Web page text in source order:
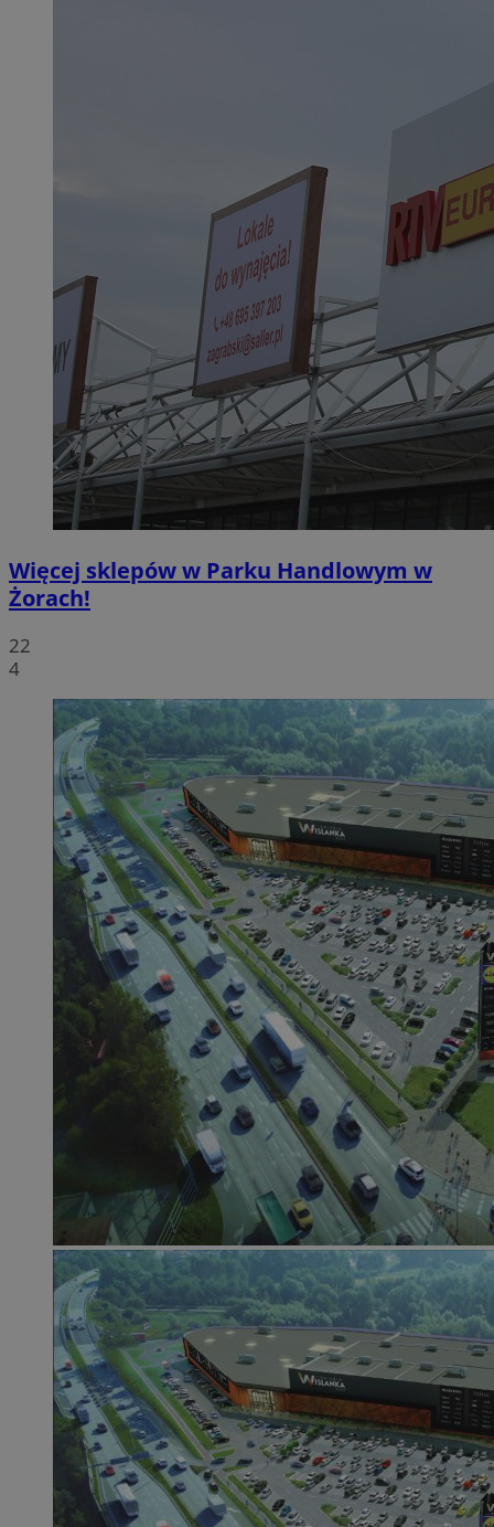
Więcej sklepów w Parku Handlowym w
Żorach!
22
4